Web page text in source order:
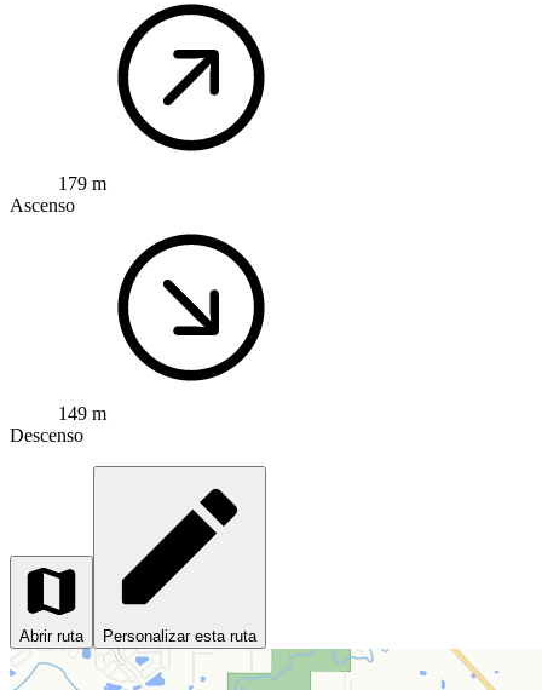
179 m
Ascenso
149 m
Descenso
Abrir ruta Personalizar esta ruta